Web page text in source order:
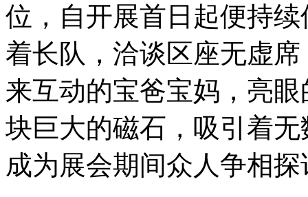
位，自开展首日起便持
着长队，洽谈区座无虚
来互动的宝爸宝妈，亮
块巨大的磁石，吸引着
成为展会期间众人争相